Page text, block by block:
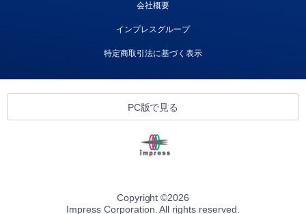
会社概要
インプレスグループ
特定商取引法に基づく表示
PC版で見る
Copyright ©2026
Impress Corporation. All rights reserved.